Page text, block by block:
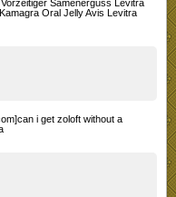
Samenerguss Levitra
Oral Jelly Avis Levitra
i get zoloft without a